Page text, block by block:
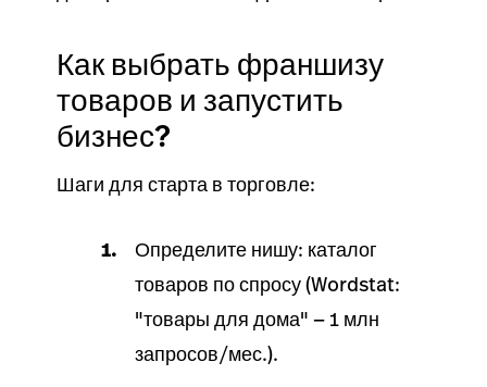
Как выбрать франшизу
товаров и запустить
бизнес?
Шаги для старта в торговле:
Определите нишу: каталог
товаров по спросу (Wordstat:
"товары для дома" — 1 млн
запросов/мес.).